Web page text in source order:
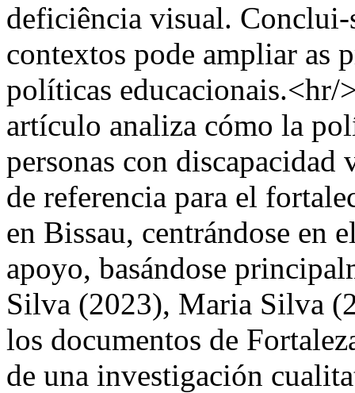
deficiência visual. Conclui-
contextos pode ampliar as
políticas
artículo analiza cómo la
personas con
de referencia para el
en Bissau, centrándose en
apoyo, basándose
Silva (2023), Maria Silva
los documentos de
de una investigación